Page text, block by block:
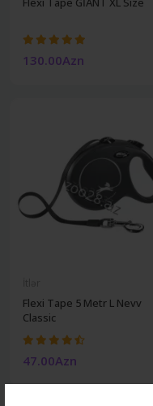
130.00Azn
Flexi Tape 5 Metr L Nevv
Classic
47.00Azn